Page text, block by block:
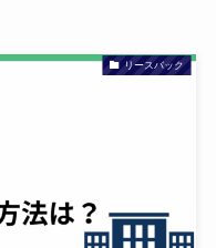
リースバック